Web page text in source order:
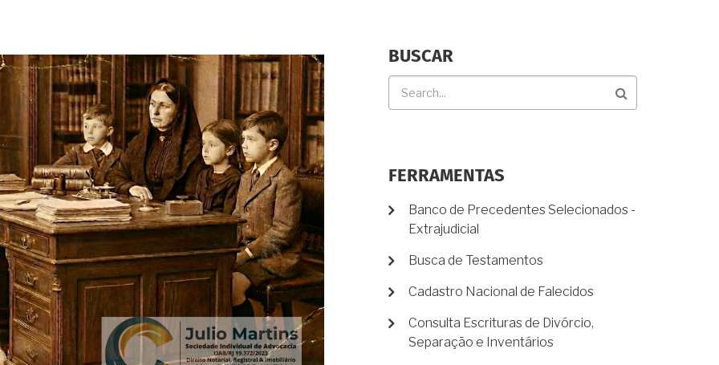
BUSCAR
FERRAMENTAS
Banco de Precedentes Selecionados -
Extrajudicial
Busca de Testamentos
Cadastro Nacional de Falecidos
Consulta Escrituras de Divórcio,
Separação e Inventários